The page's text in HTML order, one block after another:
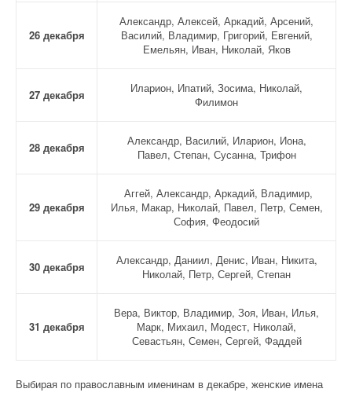
26 декабря
Александр, Алексей, Аркадий, Арсений,
Василий, Владимир, Григорий, Евгений,
Емельян, Иван, Николай, Яков
27 декабря
Иларион, Ипатий, Зосима, Николай,
Филимон
28 декабря
Александр, Василий, Иларион, Иона,
Павел, Степан, Сусанна, Трифон
29 декабря
Аггей, Александр, Аркадий, Владимир,
Илья, Макар, Николай, Павел, Петр, Семен,
София, Феодосий
30 декабря
Александр, Даниил, Денис, Иван, Никита,
Николай, Петр, Сергей, Степан
31 декабря
Вера, Виктор, Владимир, Зоя, Иван, Илья,
Марк, Михаил, Модест, Николай,
Севастьян, Семен, Сергей, Фаддей
Выбирая по православным именинам в декабре, женские имена